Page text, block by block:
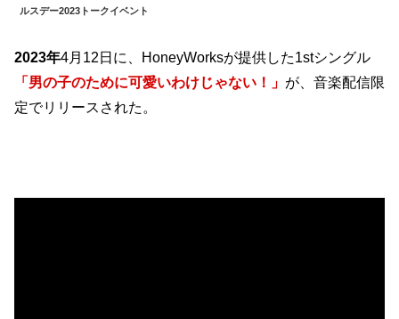
ルスデー2023トークイベント
2023年4月12日に、HoneyWorksが提供した1stシングル
「男の子のために可愛いわけじゃない！」 が、音楽配信限
定でリリースされた。